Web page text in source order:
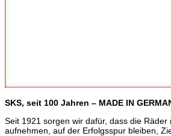
SKS, seit 100 Jahren – MADE IN
Seit 1921 sorgen wir dafür, dass die Räder
aufnehmen, auf der Erfolgsspur bleiben,